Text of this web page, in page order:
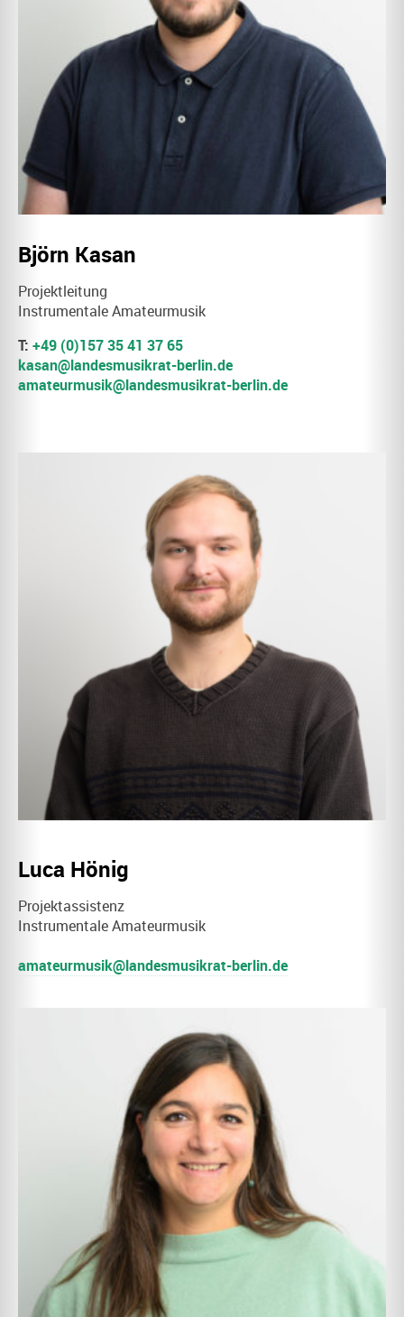
Björn Kasan
Projektleitung
Instrumentale Amateurmusik
T: +49 (0)157 35 41 37 65
kasan@landesmusikrat-berlin.de
amateurmusik@landesmusikrat-berlin.de
Luca Hönig
Projektassistenz
Instrumentale Amateurmusik
amateurmusik@landesmusikrat-berlin.de